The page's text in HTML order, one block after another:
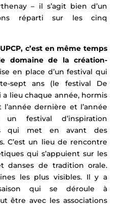
– il s’agit bien d’un
réparti sur les cinq
c’est en même temps
domaine de la création-
en place d’un festival qui
sept ans (le festival De
a lieu chaque année, hormis
dernière et l’année
festival d’inspiration
qui met en avant des
C’est un lieu de rencontre
qui s’appuient sur les
danses de tradition orale.
les plus visibles. Il y a
qui se déroule à
être avec les associations